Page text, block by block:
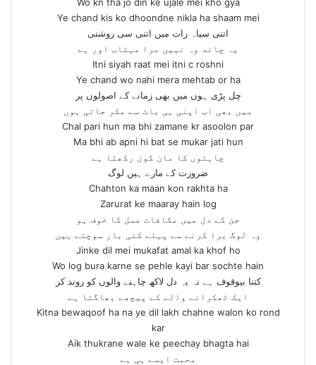
Ye chand kis ko dhoondne nikla ha shaam mei
اتنی سیاہ رات میں اتنی سی روشنی
یہ چاند وہ نہیں مرا مہتاب اور ہے
Itni siyah raat mei itni c roshni
Ye chand wo nahi mera mehtab or ha
چل پڑی ہوں میں بھی زمانے کے اصولوں پر
میں بھی اب اپنی ہی بات سے مکر جاتی ہوں
Chal pari hun ma bhi zamane kr asoolon par
Ma bhi ab apni hi bat se mukar jati hun
چاہتوں کا مان کون رکھتا ہے
ضرورت کے مارے ہیں لوگ
Chahton ka maan kon rakhta ha
Zarurat ke maaray hain log
جن کے دل میں مکافات عمل کا خوف ہو
وہ لوگ برا کرنے سے پہلے کئی بار سوچتے ہیں
Jinke dil mei mukafat amal ka khof ho
Wo log bura karne se pehle kayi bar sochte hain
کتنا بیوقوف ہے نہ یہ دل لاکھ چاہنے والوں کو روند کر
ایک ٹھکرانے والے کے پیچھے بھاگتا ہے
Kitna bewaqoof ha na ye dil lakh chahne walon ko rond
kar
Aik thukrane wale ke peechay bhagta hai
محبت ایسے ہی ہے